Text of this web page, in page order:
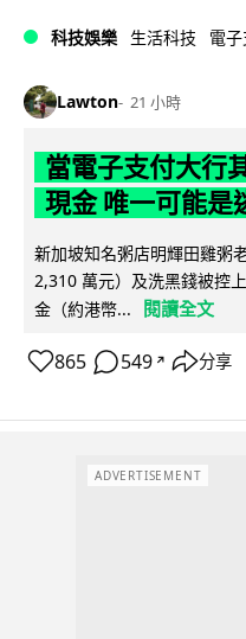
科技娛樂 生活科技 電
Lawton 21 小時
當電子支付大行
現金 唯一可能是
新加坡知名粥店明輝田雞粥
2,310 萬元）及洗黑錢被控
金（約港幣...
閱讀全文
865 549 ↗ 分享
ADVERTISEMENT